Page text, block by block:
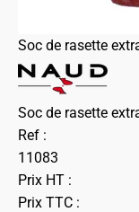
Soc de rasette
Soc de rasette
Ref :
11083
Prix HT :
Prix TTC :